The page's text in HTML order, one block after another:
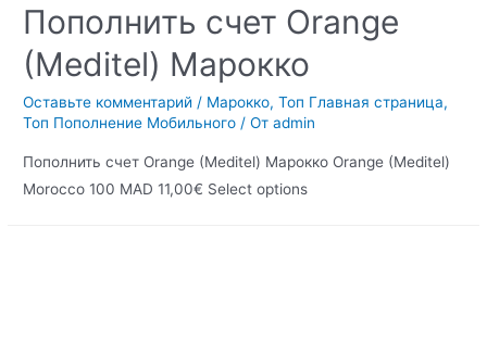
Пополнить счет Orange
(Meditel) Марокко
Оставьте комментарий / Марокко,Топ Главная страница,
Топ Пополнение Мобильного / От admin
Пополнить счет Orange (Meditel) Марокко Orange (Meditel)
Morocco 100 MAD 11,00€ Select options